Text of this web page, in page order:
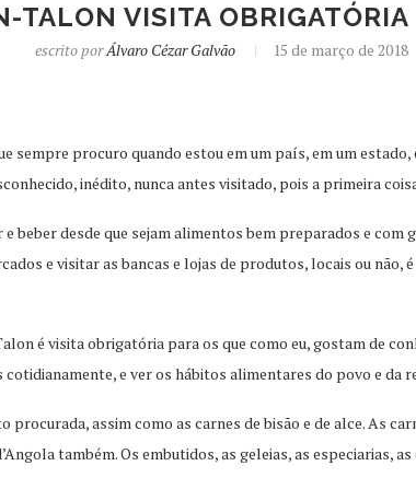
TALON VISITA
escrito porÁlvaro Cézar Galvão 15 de março de 2018
sempre procuro quando estou em um país, em um estado,
inédito, nunca antes visitado, pois a primeira
beber desde que sejam alimentos bem preparados e com
e visitar as bancas e lojas de produtos, locais ou não,
é visita obrigatória para os que como eu, gostam de
cotidianamente, e ver os hábitos alimentares do povo e da
procurada, assim como as carnes de bisão e de alce. As
também. Os embutidos, as geleias, as especiarias,